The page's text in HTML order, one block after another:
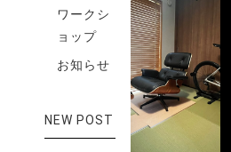
ワークシ
ョップ
お知らせ
NEW POST